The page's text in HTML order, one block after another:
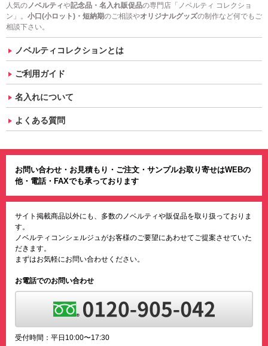
人気のノベルティや記念品・名入れ販促品の専門店「ノベルティ コレクショ
ン」。 小口(小ロット)・短納期のご相談やオリジナルグッズの制作など何でもご
相談下さい。
ノベルティコレクションとは
ご利用ガイド
名入れについて
よくある質問
お問い合わせ・お見積もり・ご注文・サンプルお取り寄せはWEBの
他・電話・FAXでも承っております
サイト掲載商品以外にも、多数のノベルティや販促品を取り扱っておりま
す。
ノベルティコンシェルジュがお客様のご要望にあわせてご提案させていた
だきます。
まずはお気軽にお問い合わせください。
お電話でのお問い合わせ
受付時間：平日10:00〜17:30